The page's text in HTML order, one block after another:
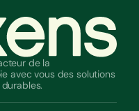
de la
avec vous des solutions